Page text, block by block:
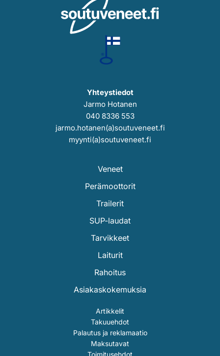
Yhteystiedot
Jarmo Hotanen
040 8336 553
jarmo.hotanen(a)soutuveneet.fi
myynti(a)soutuveneet.fi
Veneet
Perämoottorit
Trailerit
SUP-laudat
Tarvikkeet
Laiturit
Rahoitus
Asiakaskokemuksia
Artikkelit
Takuuehdot
Palautus ja reklamaatio
Maksutavat
Toimitusehdot